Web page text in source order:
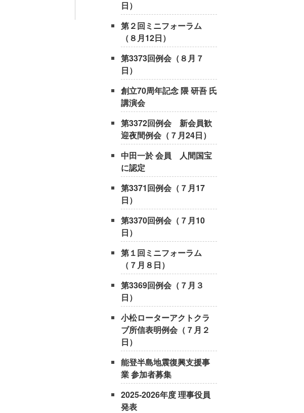
日）
第２回ミニフォーラム
（８月12日）
第3373回例会（８月７
日）
創立70周年記念 隈 研吾 氏
講演会
第3372回例会 新会員歓
迎夜間例会（７月24日）
中田一於 会員 人間国宝
に認定
第3371回例会（７月17
日）
第3370回例会（７月10
日）
第１回ミニフォーラム
（７月８日）
第3369回例会（７月３
日）
小松ローターアクトクラ
ブ所信表明例会（７月２
日）
能登半島地震復興支援事
業 参加者募集
2025-2026年度 理事役員
発表